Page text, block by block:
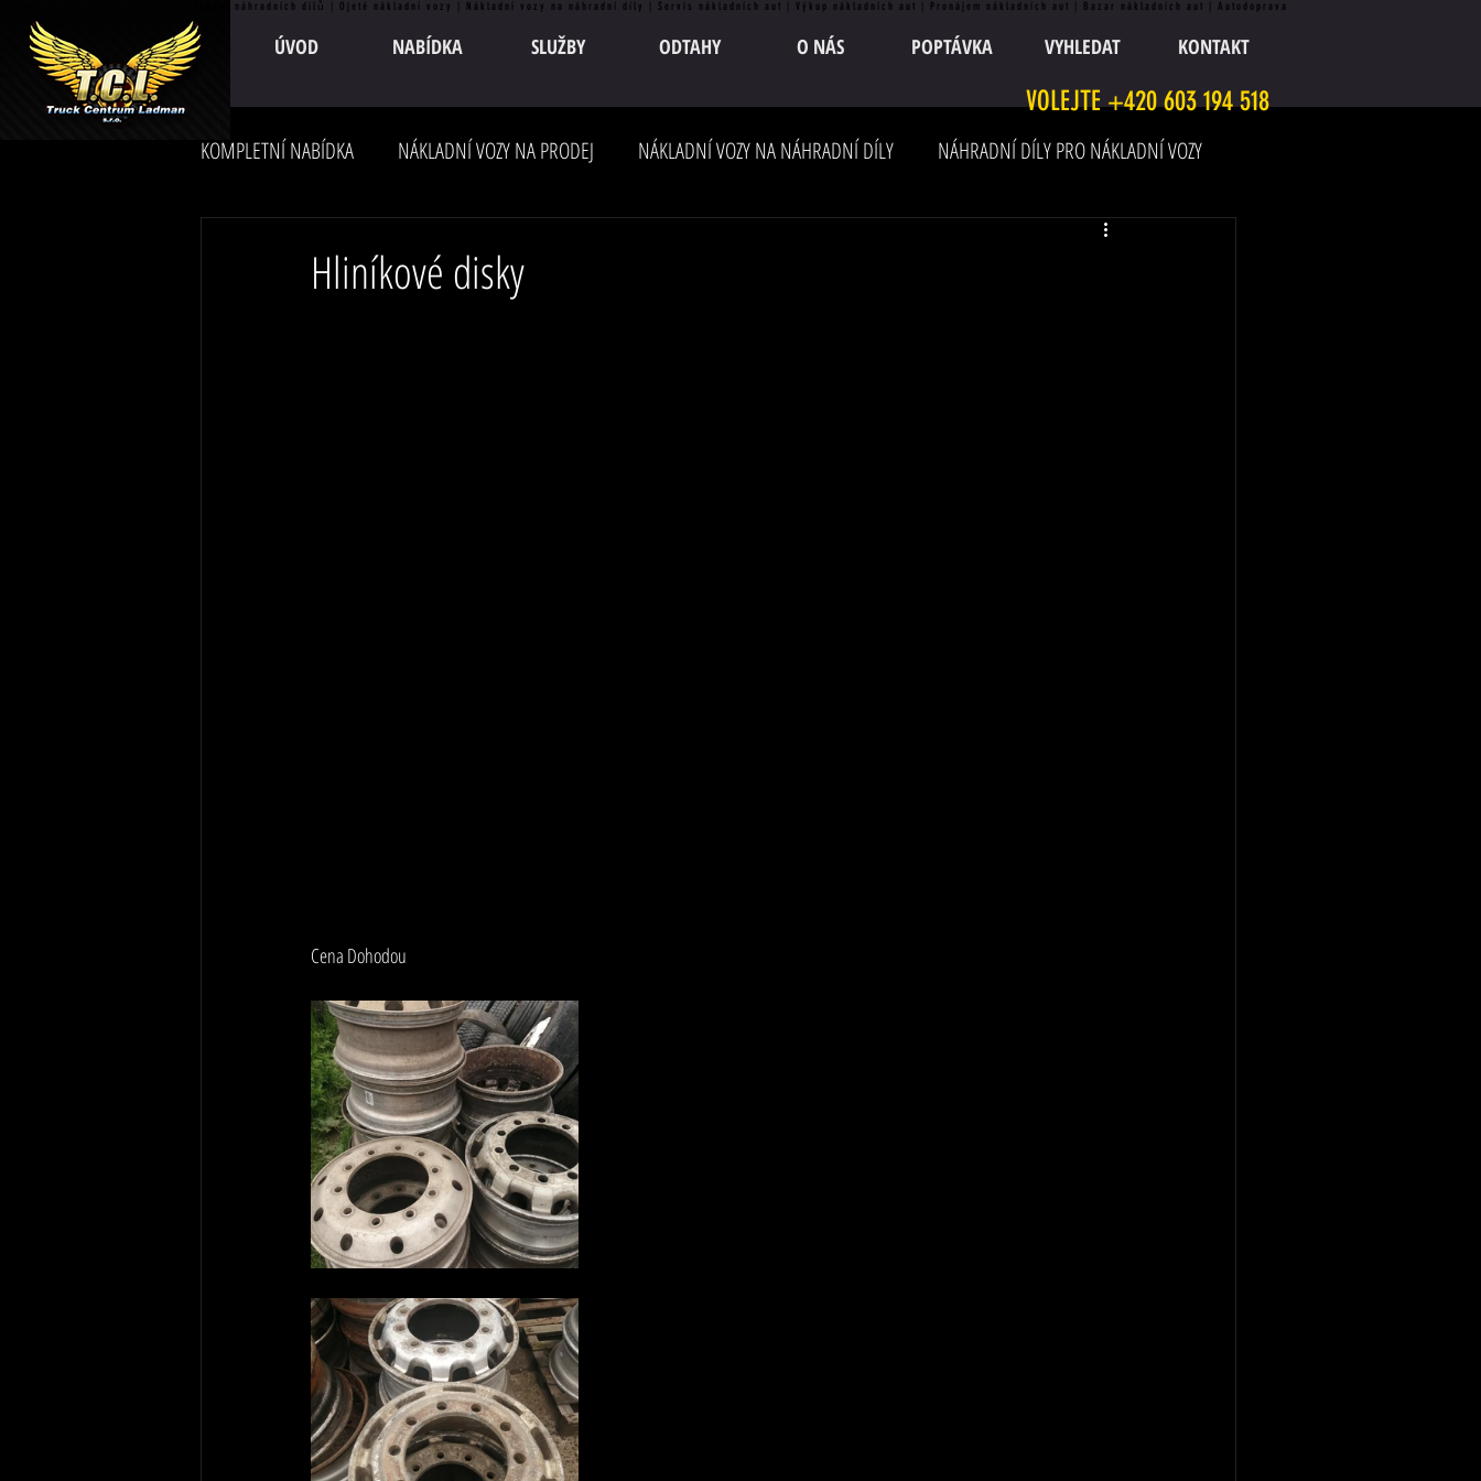
ÚVOD NABÍDKA SLUŽBY ODTAHY O NÁS POPTÁVKA VYHLEDAT KONTAKT
VOLEJTE +420 603 194 518
Prodej náhradních dílů | Ojeté nákladní vozy | Nákladní vozy na náhradní díly | Servis nákladních aut | Výkup nákladních aut | Pronájem nákladních aut | Bazar nákladních aut | Autodoprava
KOMPLETNÍ NABÍDKA NÁKLADNÍ VOZY NA PRODEJ NÁKLADNÍ VOZY NA NÁHRADNÍ DÍLY NÁHRADNÍ DÍLY PRO NÁKLADNÍ VOZY
Hliníkové disky
Cena Dohodou